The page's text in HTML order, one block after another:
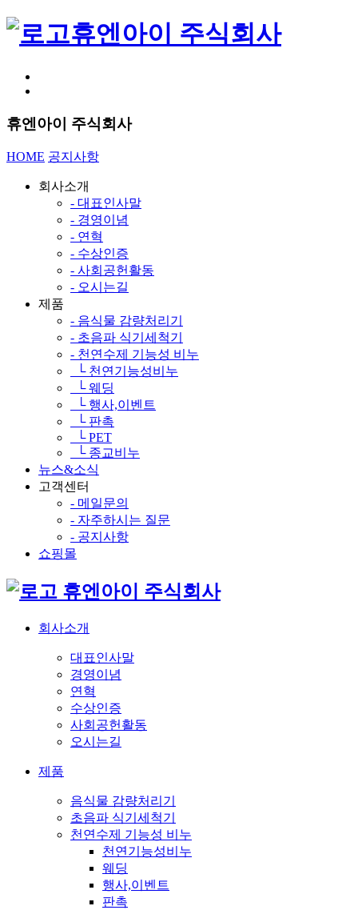
휴엔아이 주식회사
휴엔아이 주식회사
HOME 공지사항
회사소개
- 대표인사말
- 경영이념
- 연혁
- 수상인증
- 사회공헌활동
- 오시는길
제품
- 음식물 감량처리기
- 초음파 식기세척기
- 천연수제 기능성 비누
└ 천연기능성비누
└ 웨딩
└ 행사,이벤트
└ 판촉
└ PET
└ 종교비누
뉴스&소식
고객센터
- 메일문의
- 자주하시는 질문
- 공지사항
쇼핑몰
휴엔아이 주식회사
회사소개
대표인사말
경영이념
연혁
수상인증
사회공헌활동
오시는길
제품
음식물 감량처리기
초음파 식기세척기
천연수제 기능성 비누
천연기능성비누
웨딩
행사,이벤트
판촉